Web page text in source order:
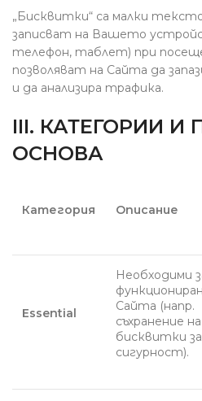
„Бисквитки“ са малки
записват на Вашето
телефон, таблет) при
позволяват на Сайта да
и да анализира трафика.
III. КАТЕГОРИИ И
ОСНОВА
Категория Описание
Essential
Необходими
Сайта (напр.
съхранение
бисквитки за
сигурност).